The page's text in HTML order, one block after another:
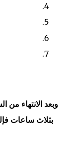
وبعد الانتهاء من
بثلاث ساعات